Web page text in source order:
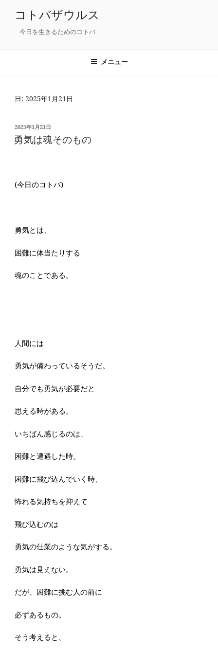
コトバザウルス
今日を生きるためのコトバ
メニュー
日: 2025年1月21日
投
稿
日:
2025年1月21日
勇気は魂そのもの
(今日のコトバ)
勇気とは、
困難に体当たりする
魂のことである。
人間には
勇気が備わっているそうだ。
自分でも勇気が必要だと
思える時がある。
いちばん感じるのは、
困難と遭遇した時。
困難に飛び込んでいく時、
怖れる気持ちを抑えて
飛び込むのは
勇気の仕業のような気がする。
勇気は見えない。
だが、困難に挑む人の前に
必ずあるもの。
そう考えると、